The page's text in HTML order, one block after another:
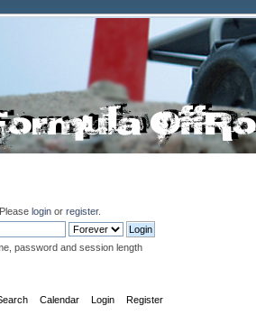
. Please login or register.
password and session length
Calendar Login Register